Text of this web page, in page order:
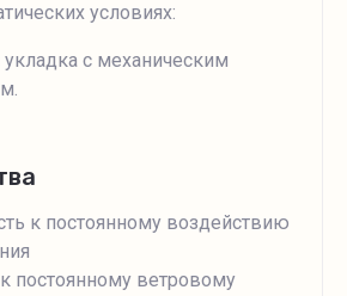
условиях:
с механическим
к постоянному воздействию
постоянному ветровому